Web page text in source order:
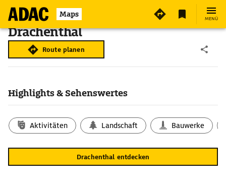
Maps MENÜ
Drachenthal
Route planen
Highlights & Sehenswertes
Aktivitäten Landschaft Bauwerke
Drachenthal entdecken